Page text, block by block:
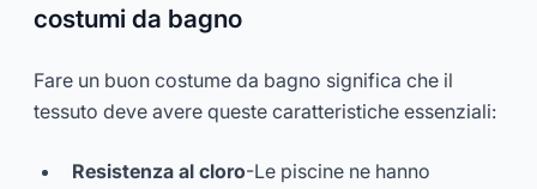
costumi da bagno
Fare un buon costume da bagno significa che il
tessuto deve avere queste caratteristiche essenziali:
Resistenza al cloro-Le piscine ne hanno